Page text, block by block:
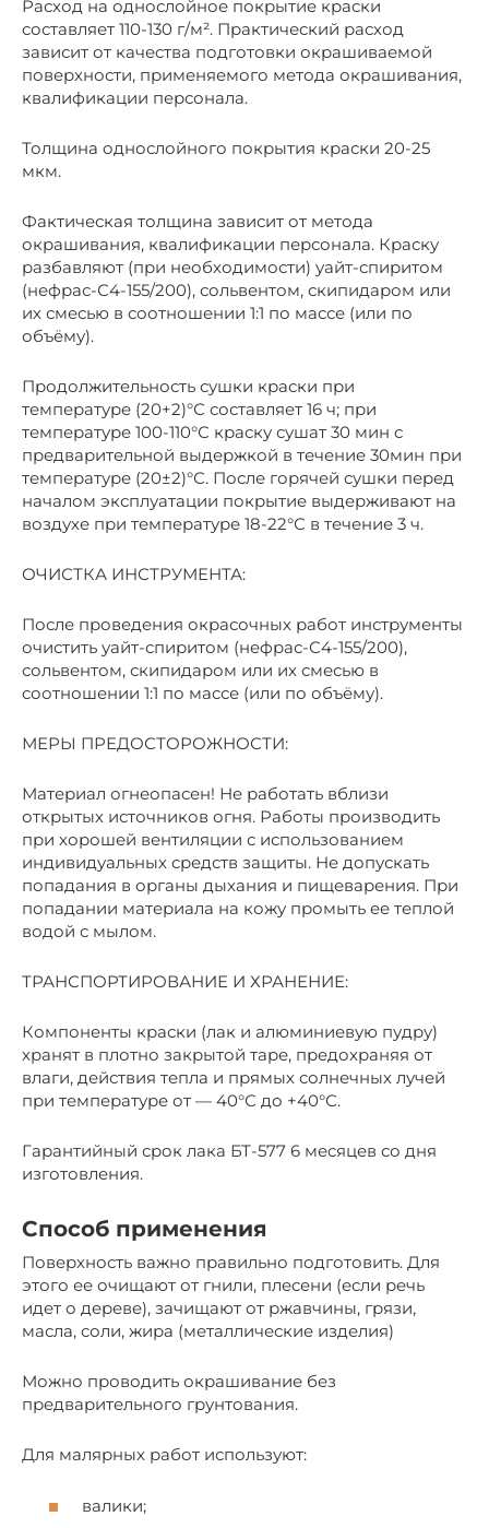
Расход на однослойное покрытие краски
составляет 110-130 г/м². Практический расход
зависит от качества подготовки окрашиваемой
поверхности, применяемого метода окрашивания,
квалификации персонала.
Толщина однослойного покрытия краски 20-25
мкм.
Фактическая толщина зависит от метода
окрашивания, квалификации персонала. Краску
разбавляют (при необходимости) уайт-спиритом
(нефрас-С4-155/200), сольвентом, скипидаром или
их смесью в соотношении 1:1 по массе (или по
объёму).
Продолжительность сушки краски при
температуре (20+2)°С составляет 16 ч; при
температуре 100-110°С краску сушат 30 мин с
предварительной выдержкой в течение 30мин при
температуре (20±2)°С. После горячей сушки перед
началом эксплуатации покрытие выдерживают на
воздухе при температуре 18-22°С в течение 3 ч.
ОЧИСТКА ИНСТРУМЕНТА:
После проведения окрасочных работ инструменты
очистить уайт-спиритом (нефрас-С4-155/200),
сольвентом, скипидаром или их смесью в
соотношении 1:1 по массе (или по объёму).
МЕРЫ ПРЕДОСТОРОЖНОСТИ:
Материал огнеопасен! Не работать вблизи
открытых источников огня. Работы производить
при хорошей вентиляции с использованием
индивидуальных средств защиты. Не допускать
попадания в органы дыхания и пищеварения. При
попадании материала на кожу промыть ее теплой
водой с мылом.
ТРАНСПОРТИРОВАНИЕ И ХРАНЕНИЕ:
Компоненты краски (лак и алюминиевую пудру)
хранят в плотно закрытой таре, предохраняя от
влаги, действия тепла и прямых солнечных лучей
при температуре от — 40°С до +40°С.
Гарантийный срок лака БТ-577 6 месяцев со дня
изготовления.
Способ применения
Поверхность важно правильно подготовить. Для
этого ее очищают от гнили, плесени (если речь
идет о дереве), зачищают от ржавчины, грязи,
масла, соли, жира (металлические изделия)
Можно проводить окрашивание без
предварительного грунтования.
Для малярных работ используют:
валики;